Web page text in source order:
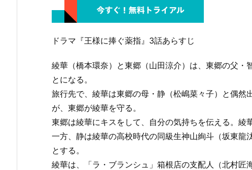
ドラマ『王様に捧ぐ薬指』3話あらすじ
綾華（橋本環奈）と東郷（山田涼介）は、東郷の父・
とになる。
旅行先で、綾華は東郷の母・静（松嶋菜々子）と偶然
が、東郷が綾華を守る。
東郷は綾華にキスをして、自分の気持ちを伝える。綾
一方、静は綾華の高校時代の同級生神山絢斗（坂東龍
とする。
綾華は、「ラ・ブランシュ」箱根店の支配人（北村匠